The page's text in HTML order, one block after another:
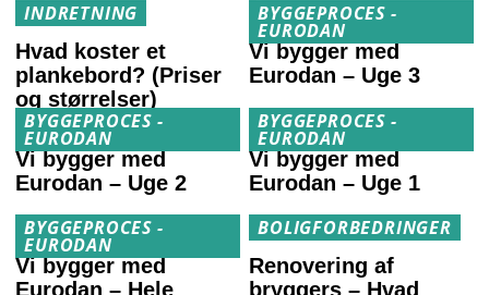
INDRETNING
Hvad koster et
plankebord? (Priser
og størrelser)
BYGGEPROCES -
EURODAN
Vi bygger med
Eurodan – Uge 3
BYGGEPROCES -
EURODAN
Vi bygger med
Eurodan – Uge 2
BYGGEPROCES -
EURODAN
Vi bygger med
Eurodan – Uge 1
BYGGEPROCES -
EURODAN
Vi bygger med
Eurodan – Hele
BOLIGFORBEDRINGER
Renovering af
bryggers – Hvad